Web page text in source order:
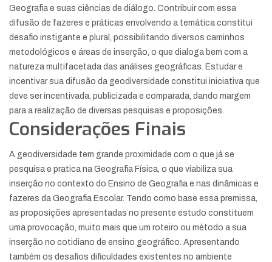
Geografia e suas ciências de diálogo. Contribuir com essa
difusão de fazeres e práticas envolvendo a temática constitui
desafio instigante e plural, possibilitando diversos caminhos
metodológicos e áreas de inserção, o que dialoga bem com a
natureza multifacetada das análises geográficas. Estudar e
incentivar sua difusão da geodiversidade constitui iniciativa que
deve ser incentivada, publicizada e comparada, dando margem
para a realização de diversas pesquisas e proposições.
Considerações Finais
A geodiversidade tem grande proximidade com o que já se
pesquisa e pratica na Geografia Física, o que viabiliza sua
inserção no contexto do Ensino de Geografia e nas dinâmicas e
fazeres da Geografia Escolar. Tendo como base essa premissa,
as proposições apresentadas no presente estudo constituem
uma provocação, muito mais que um roteiro ou método a sua
inserção no cotidiano de ensino geográfico. Apresentando
também os desafios dificuldades existentes no ambiente